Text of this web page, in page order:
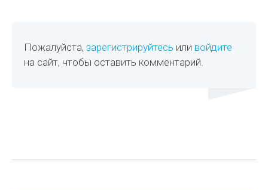
Пожалуйста,зарегистрируйтесь или войдите
на сайт, чтобы оставить комментарий.